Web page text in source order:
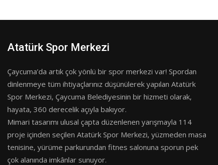
Atatürk Spor Merkezi
Çaycuma’da artık çok yönlü bir spor merkezi var! Spordan
dinlenmeye tüm ihtiyaçlarınız düşünülerek yapılan Atatürk
Spor Merkezi, Çaycuma Belediyesinin bir hizmeti olarak,
hayata, 360 derecelik açıyla bakıyor.
Mimari tasarımı ulusal çapta düzenlenen yarışmayla 114
proje içinden seçilen Atatürk Spor Merkezi, yüzmeden masa
tenisine, yürüme parkurundan fitnes salonuna sporun pek
çok alanında imkânlar sunuyor.